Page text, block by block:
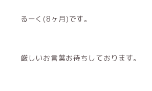
るーく(8ヶ月)です。
厳しいお言葉お待ちしております。